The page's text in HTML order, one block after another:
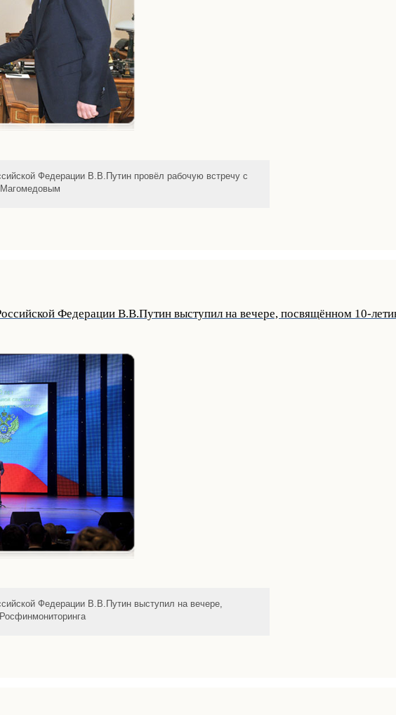
Федерации В.В.Путин провёл рабочую встречу с
Федерации В.В.Путин выступил на вечере, посвящённом 10-
Федерации В.В.Путин выступил на вечере,